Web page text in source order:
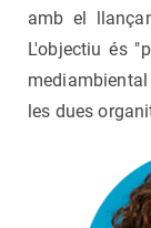
amb el
L'objectiu és
les dues